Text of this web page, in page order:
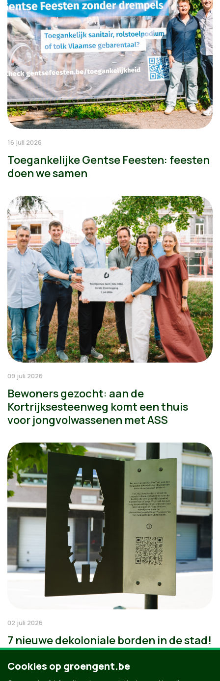
16 juli 2026
Toegankelijke Gentse Feesten: feesten
doen we samen
09 juli 2026
Bewoners gezocht: aan de
Kortrijksesteenweg komt een thuis
voor jongvolwassenen met ASS
02 juli 2026
7 nieuwe dekoloniale borden in de stad!
Cookies op groengent.be